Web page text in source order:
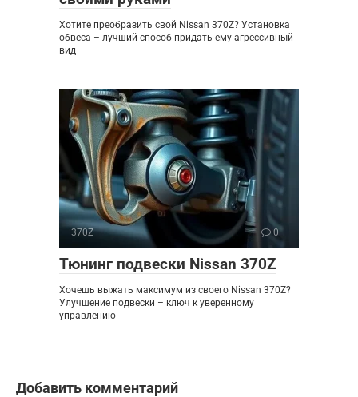
Хотите преобразить свой Nissan 370Z? Установка
обвеса – лучший способ придать ему агрессивный
вид
370Z 0
Тюнинг подвески Nissan 370Z
Хочешь выжать максимум из своего Nissan 370Z?
Улучшение подвески – ключ к уверенному
управлению
Добавить комментарий